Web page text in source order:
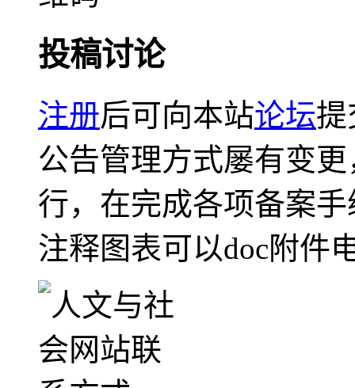
投稿讨论
注册后可向本站论坛提
公告管理方式屡有变
行，在完成各项备案
注释图表可以doc附件